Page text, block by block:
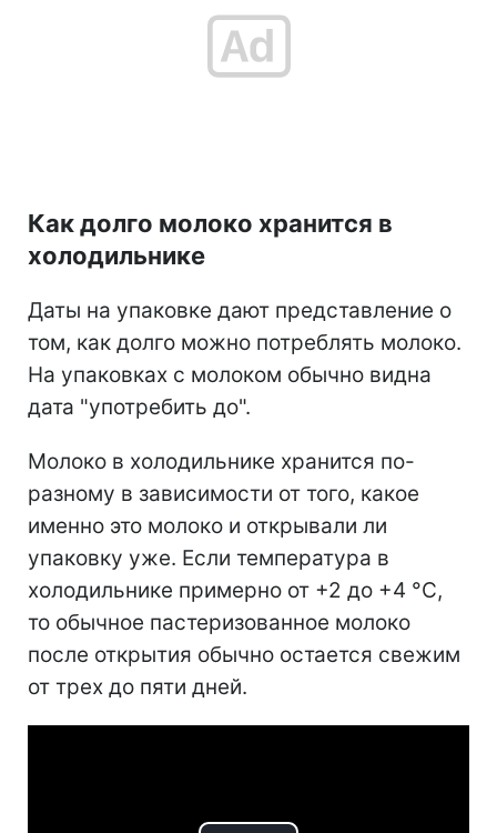
Как долго молоко хранится в
холодильнике
Даты на упаковке дают представление о
том, как долго можно потреблять молоко.
На упаковках с молоком обычно видна
дата "употребить до".
Молоко в холодильнике хранится по-
разному в зависимости от того, какое
именно это молоко и открывали ли
упаковку уже. Если температура в
холодильнике примерно от +2 до +4 °C,
то обычное пастеризованное молоко
после открытия обычно остается свежим
от трех до пяти дней.